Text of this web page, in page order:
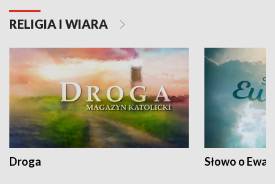
RELIGIA I WIARA
Droga Słowo o